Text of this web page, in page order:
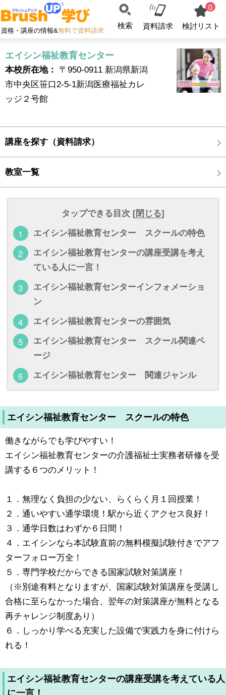
資格・講座の情報&無料で資料請求
検索 資料請求
0
検討リスト
エイシン福祉教育センター
本校所在地：
〒950-0911 新潟県新潟
市中央区笹口2-5-1新潟医療福祉カレ
ッジ２号館
講座を探す（資料請求）
教室一覧
タップできる目次 [閉じる]
エイシン福祉教育センター スクールの特色
エイシン福祉教育センターの講座受講を考え
ている人に一言！
エイシン福祉教育センターインフォメーショ
ン
エイシン福祉教育センターの雰囲気
エイシン福祉教育センター スクール関連ペ
ージ
エイシン福祉教育センター 関連ジャンル
エイシン福祉教育センター スクールの特色
働きながらでも学びやすい！
エイシン福祉教育センターの介護福祉士実務者研修を受
講する６つのメリット！
１．無理なく負担の少ない、らくらく月１回授業！
２．通いやすい通学環境！駅から近くアクセス良好！
３．通学日数はわずか６日間！
４．エイシンなら本試験直前の無料模擬試験付きでアフ
ターフォロー万全！
５．専門学校だからできる国家試験対策講座！
（※別途有料となりますが、国家試験対策講座を受講し
合格に至らなかった場合、翌年の対策講座が無料となる
再チャレンジ制度あり）
６．しっかり学べる充実した設備で実践力を身に付けら
れる！
エイシン福祉教育センターの講座受講を考えている人
に一言！